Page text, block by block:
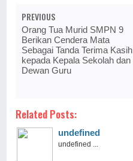
PREVIOUS
Orang Tua Murid SMPN 9
Berikan Cendera Mata
Sebagai Tanda Terima Kasih
kepada Kepala Sekolah dan
Dewan Guru
Related Posts:
undefined
undefined ...